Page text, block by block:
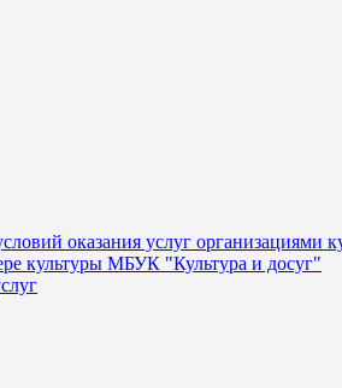
оказания услуг организациями
культуры МБУК "Культура и досуг"